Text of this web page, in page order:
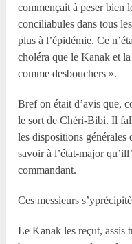
commençait à peser bien
conciliabules dans tous
plus à l’épidémie. Ce
choléra que le Kanak et
comme desbouchers ».
Bref on était d’avis que,
le sort de Chéri-Bibi. Il
les dispositions
savoir à l’état-major
commandant.
Ces messieurs
Le Kanak les reçut, assis